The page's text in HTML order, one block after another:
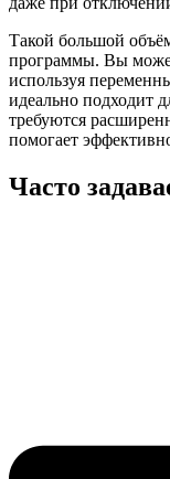
Такой большой
программы. Вы
используя
идеально подходит
требуются
помогает
Часто